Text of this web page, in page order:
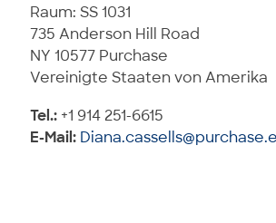
Raum: SS 1031
735 Anderson Hill Road
NY 10577 Purchase
Vereinigte Staaten von Amerika
Tel.: +1 914 251-6615
E-Mail: